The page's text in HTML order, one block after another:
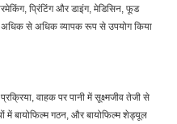
प्रिंटिंग और डाइंग, मेडिसिन, फूड
अधिक से अधिक व्यापक रूप से उपयोग किया
वाहक पर पानी में सूक्ष्मजीव तेजी से
में बायोफिल्म गठन, और बायोफिल्म शेड्यूल